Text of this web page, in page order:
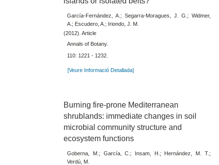
García-Fernández, A.; Segarra-Moragues, J. G.; Widmer,
A.; Escudero, A.; Iriondo, J. M.
(2012). Article
Annals of Botany.
110: 1221 - 1232.
[Veure Informació Detallada]
Burning fire-prone Mediterranean
shrublands: immediate changes in soil
microbial community structure and
ecosystem functions
Goberna, M.; García, C.; Insam, H.; Hernández, M. T.;
Verdú, M.